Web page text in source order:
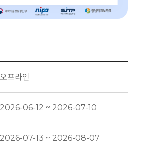
오프라인
2026-06-12 ~ 2026-07-10
2026-07-13 ~ 2026-08-07